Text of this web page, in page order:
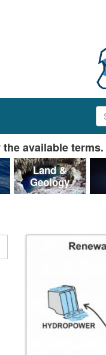
available terms.
Land &
Geology